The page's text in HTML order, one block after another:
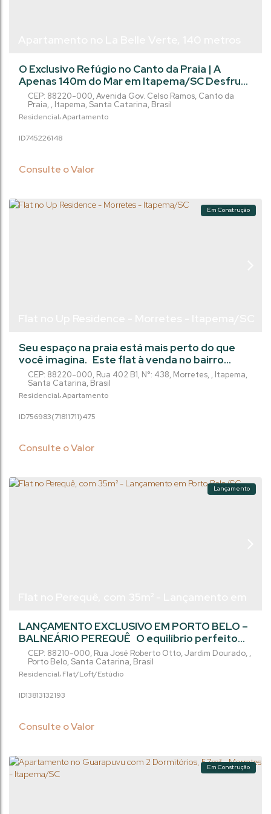
Itapema/SC
Residencial Apartamento
Consulte o Valor
148
745226
CEP: 88220-000,Avenida Gov. Celso Ramos, Canto da
Praia , Itapema, Santa Catarina, Brasil
O Exclusivo Refúgio no Canto da Praia | A
Apenas 140m do Mar em Itapema/SC Desfrute
do equilíbrio perfeito entre a tranquilidade do
Canto da Praia e o requinte de um
empreendimento de alto padrão. Uma
um excelente investimento. O Apartamento: 3
conforto e privacidade 3 Vagas de garagem
Em Construção
Residencial Apartamento
Consulte o Valor
475
(71811711)
756983
CEP: 88220-000, Rua 402 B1, N°: 438, Morretes , Itapema,
Santa Catarina, Brasil
Seu espaço na praia está mais perto do que
você imagina. Este flat à venda no bairro
Morretes, em Itapema, é a oportunidade
perfeita para quem deseja conquistar um
imóvel no litoral, seja para morar, investir ou
bem distribuídos e 1 vaga de garagem, o
localização estratégica, próxima aos...
Lançamento
Residencial Flat/Loft/Estúdio
Consulte o Valor
2193
1381313
CEP: 88210-000, Rua José Roberto Otto,Jardim Dourado ,
Porto Belo, Santa Catarina, Brasil
LANÇAMENTO EXCLUSIVO EM PORTO BELO –
BALNEÁRIO PEREQUÊ O equilíbrio perfeito
entre localização, lazer e qualidade de vida
acaba de chegar a Porto Belo!Apenas 5
minutos do Viva Park e 7 minutos do mar, este
quem busca viver bem, investir com segurança
Opções para todos os estilos de...
Em Construção